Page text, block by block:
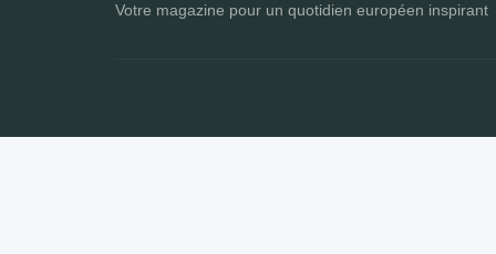
Votre magazine pour un quotidien européen inspirant